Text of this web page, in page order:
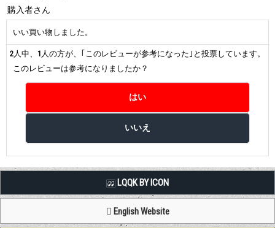
購入者さん
いい買い物しました。
2 人中、 1 人の方が、｢このレビューが参考になった｣と投票しています。
このレビューは参考になりましたか？
LQQK BY ICON
English Website